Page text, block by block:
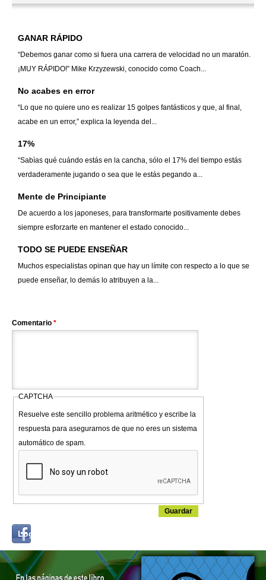
GANAR RÁPIDO
“Debemos ganar como si fuera una carrera de velocidad no un maratón.
¡MUY RÁPIDO!” Mike Krzyzewski, conocido como Coach...
No acabes en error
“Lo que no quiere uno es realizar 15 golpes fantásticos y que, al final,
acabe en un error,” explica la leyenda del...
17%
“Sabìas qué cuándo estás en la cancha, sólo el 17% del tiempo estás
verdaderamente jugando o sea que le estás pegando a...
Mente de Principiante
De acuerdo a los japoneses, para transformarte positivamente debes
siempre esforzarte en mantener el estado conocido...
TODO SE PUEDE ENSEÑAR
Muchos especialistas opinan que hay un límite con respecto a lo que se
puede enseñar, lo demás lo atribuyen a la...
Comentario *
CAPTCHA
Resuelve este sencillo problema aritmético y escribe la
respuesta para asegurarnos de que no eres un sistema
automático de spam.
Log in with...